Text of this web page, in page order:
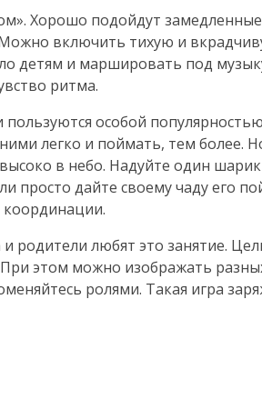
Хорошо подойдут
включить тихую и
детям и маршировать под
ритма.
особой
легко и поймать, тем более.
в небо. Надуйте один
просто дайте своему чаду его
координации.
родители любят это занятие.
При этом можно изображать
ролями. Такая игра